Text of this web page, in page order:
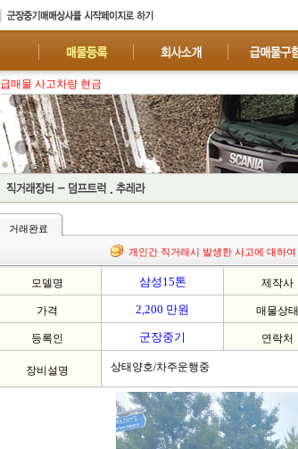
급매물 사고차량 현금 일시불 매입 : 폐차-수
거래완료
개인간 직거래시 발생한 사고에 대하여
모델명 삼성15톤 제작사
가격 2,200 만원 매물상태
등록인 군장중기 연락처
장비설명 상태양호/차주운행중